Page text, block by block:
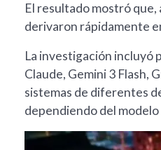
El resultado mostró
derivaron rápidamente
La investigación incluyó
Claude, Gemini 3 Flash,
sistemas de diferentes
dependiendo del